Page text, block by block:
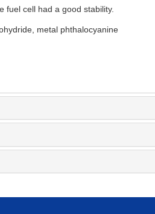
fuel cell had a good stability.
metal phthalocyanine